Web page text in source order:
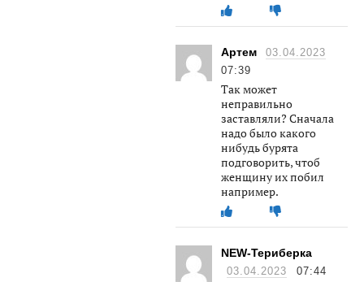
Артем
03.04.2023
07:39
Так может
неправильно
заставляли? Сначала
надо было какого
нибудь бурята
подговорить, чтоб
женщину их побил
например.
NEW-Териберка
03.04.2023 07:44